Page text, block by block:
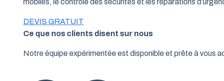
mobiles, le contrôle des sécurités et les réparations
DEVIS GRATUIT
Ce que nos clients disent sur nous
Notre équipe expérimentée est disponible et prête à vous